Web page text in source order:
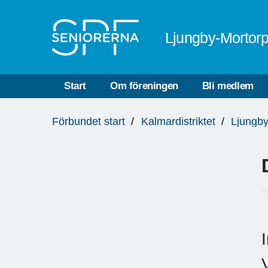
Ljungby-
Start Om föreningen Bli medlem
är
Förbundet start Kalmardistriktet